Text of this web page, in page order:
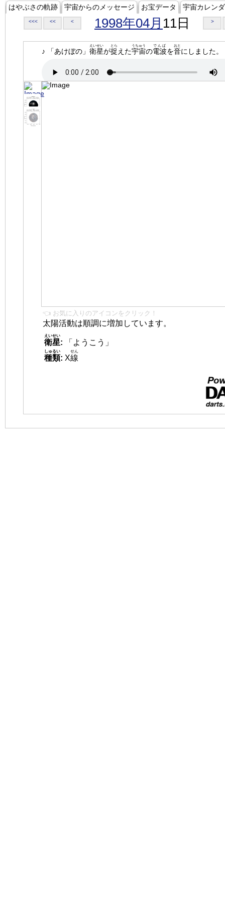
はやぶさの軌跡 宇宙からのメッセージ お宝データ 宇宙カレン
<<< << < 1998年04月 11日 >
♪ 「あけぼの」 衛星
えいせい
が捉
とら
えた宇宙
うちゅう
の電波
でんぱ
を音
おと
にしました。
👈 お気に入りのアイコンをクリック！
太陽活動は順調に増加しています。
衛星
えいせい
:
「ようこう」
種類
しゅるい
: X線
せん